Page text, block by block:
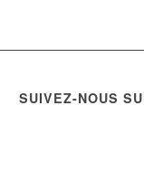
SUIVEZ-NOUS